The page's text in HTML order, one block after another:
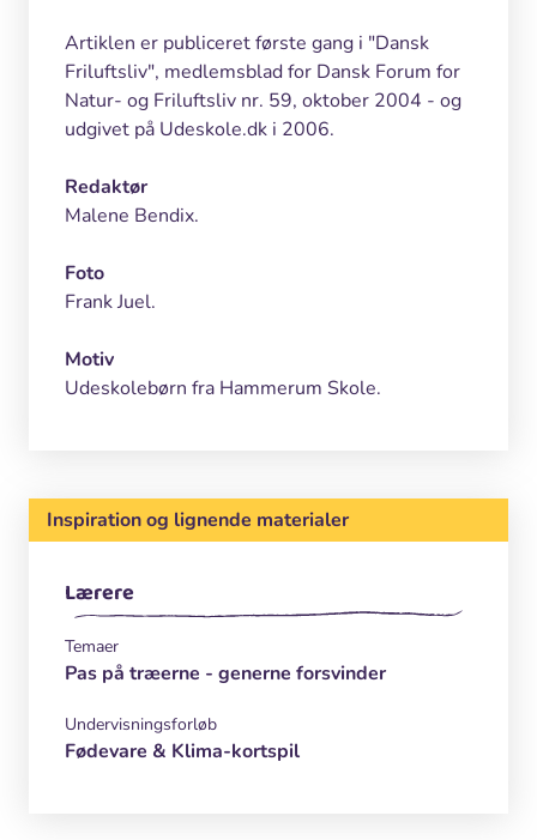
Artiklen er publiceret første gang i "Dansk
Friluftsliv", medlemsblad for Dansk Forum for
Natur- og Friluftsliv nr. 59, oktober 2004 - og
udgivet på Udeskole.dk i 2006.
Redaktør
Malene Bendix.
Foto
Frank Juel.
Motiv
Udeskolebørn fra Hammerum Skole.
Inspiration og lignende materialer
Lærere
Temaer
Pas på træerne - generne forsvinder
Undervisningsforløb
Fødevare & Klima-kortspil